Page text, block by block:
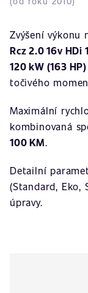
Zvýšení
Rcz 2.0 16v HDi
120 kW (163 HP)
točivého
Maximální
kombinovaná
100 KM.
Detailní
(Standard, Eko,
úpravy.